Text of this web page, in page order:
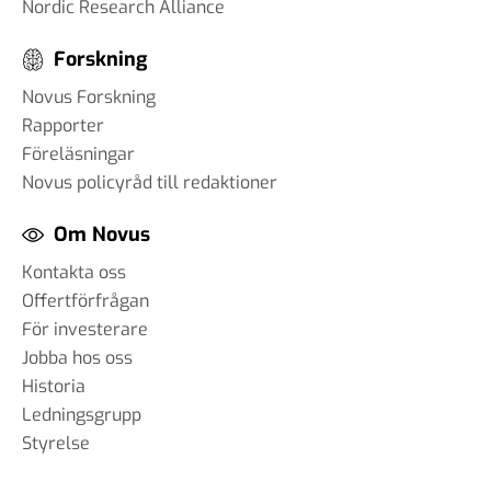
Nordic Research Alliance
Forskning
Novus Forskning
Rapporter
Föreläsningar
Novus policyråd till redaktioner
Om Novus
Kontakta oss
Offertförfrågan
För investerare
Jobba hos oss
Historia
Ledningsgrupp
Styrelse